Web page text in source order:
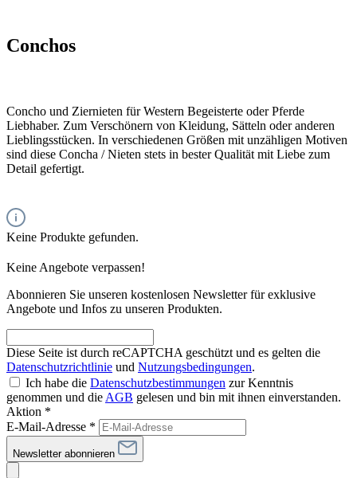
Conchos
Concho und Ziernieten für Western Begeisterte oder Pferde
Liebhaber. Zum Verschönern von Kleidung, Sätteln oder anderen
Lieblingsstücken. In verschiedenen Größen mit unzähligen Motiven
sind diese Concha / Nieten stets in bester Qualität mit Liebe zum
Detail gefertigt.
Keine Produkte gefunden.
Keine Angebote verpassen!
Abonnieren Sie unseren kostenlosen Newsletter für exklusive
Angebote und Infos zu unseren Produkten.
Diese Seite ist durch reCAPTCHA geschützt und es gelten die
Datenschutzrichtlinie und Nutzungsbedingungen.
Ich habe die Datenschutzbestimmungen zur Kenntnis
genommen und die AGB gelesen und bin mit ihnen einverstanden.
Aktion *
E-Mail-Adresse *
Newsletter abonnieren